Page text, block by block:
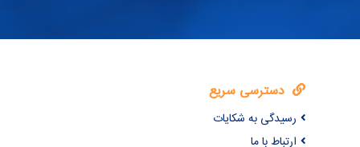
دسترسی سریع
رسیدگی به شکایات
ارتباط با ما